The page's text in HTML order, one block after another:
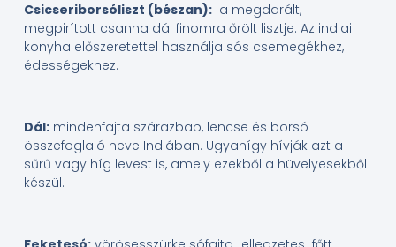
Csicseriborsóliszt (bészan):a megdarált,
megpirított csanna dál finomra őrölt lisztje. Az indiai
konyha előszeretettel használja sós csemegékhez,
édességekhez.
Dál:mindenfajta szárazbab, lencse és borsó
összefoglaló neve Indiában. Ugyanígy hívják azt a
sűrű vagy híg levest is, amely ezekből a hüvelyesekből
készül.